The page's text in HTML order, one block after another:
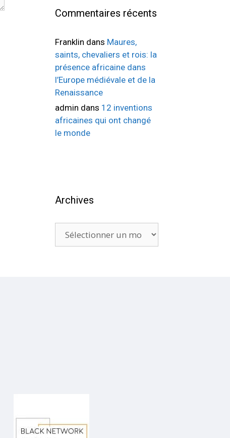
Commentaires récents
Franklin dans Maures,
saints, chevaliers et rois: la
présence africaine dans
l’Europe médiévale et de la
Renaissance
admin dans 12 inventions
africaines qui ont changé
le monde
Archives